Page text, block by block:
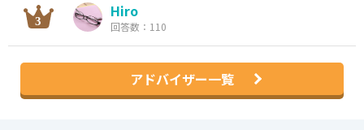
Hiro
回答数：110
アドバイザー一覧